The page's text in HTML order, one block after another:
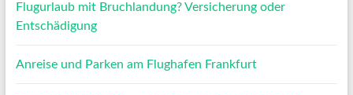
Flugurlaub mit Bruchlandung? Versicherung oder
Entschädigung
Anreise und Parken am Flughafen Frankfurt